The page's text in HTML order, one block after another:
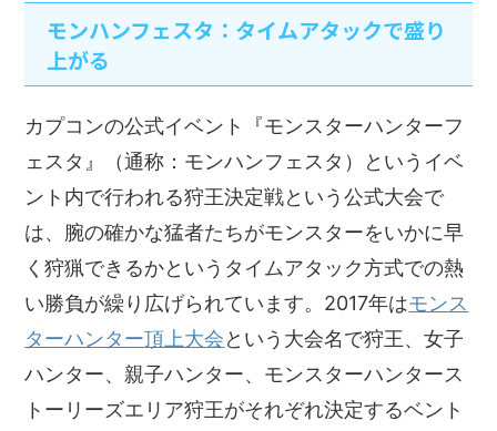
モンハンフェスタ：タイムアタックで盛り
上がる
カプコンの公式イベント『モンスターハンターフ
ェスタ』（通称：モンハンフェスタ）というイベ
ント内で行われる狩王決定戦という公式大会で
は、腕の確かな猛者たちがモンスターをいかに早
く狩猟できるかというタイムアタック方式での熱
い勝負が繰り広げられています。2017年はモンス
ターハンター頂上大会という大会名で狩王、女子
ハンター、親子ハンター、モンスターハンタース
トーリーズエリア狩王がそれぞれ決定するベント